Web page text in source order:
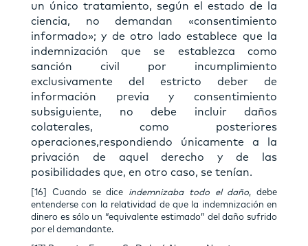
un único tratamiento, según el estado de la
ciencia, no demandan «consentimiento
informado»; y de otro lado establece que la
indemnización que se establezca como
sanción civil por incumplimiento
exclusivamente del estricto deber de
información previa y consentimiento
subsiguiente, no debe incluir daños
colaterales, como posteriores
operaciones,respondiendo únicamente a la
privación de aquel derecho y de las
posibilidades que, en otro caso, se tenían.
[16] Cuando se dice indemnizaba todo el daño, debe
entenderse con la relatividad de que la indemnización en
dinero es sólo un “equivalente estimado” del daño sufrido
por el demandante.